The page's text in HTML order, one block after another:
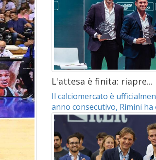
L'attesa è finita: riapre...
Il calciomercato è
anno consecutivo, Rimini ha